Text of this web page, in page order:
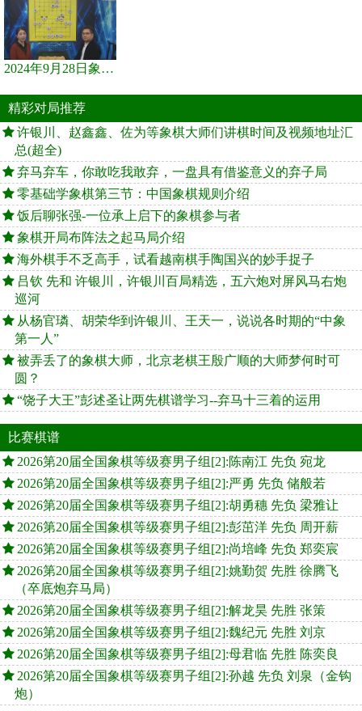
2024年9月28日象棋世界栏目，刘君、蒋川讲解了第九届杨官璘杯象棋...
精彩对局推荐
许银川、赵鑫鑫、佐为等象棋大师们讲棋时间及视频地址汇
总(超全)
弃马弃车，你敢吃我敢弃，一盘具有借鉴意义的弃子局
零基础学象棋第三节：中国象棋规则介绍
饭后聊张强-一位承上启下的象棋参与者
象棋开局布阵法之起马局介绍
海外棋手不乏高手，试看越南棋手陶国兴的妙手捉子
吕钦 先和 许银川，许银川百局精选，五六炮对屏风马右炮
巡河
从杨官璘、胡荣华到许银川、王天一，说说各时期的“中象
第一人”
被弄丢了的象棋大师，北京老棋王殷广顺的大师梦何时可
圆？
“饶子大王”彭述圣让两先棋谱学习--弃马十三着的运用
比赛棋谱
2026第20届全国象棋等级赛男子组[2]:陈南江 先负 宛龙
2026第20届全国象棋等级赛男子组[2]:严勇 先负 储般若
2026第20届全国象棋等级赛男子组[2]:胡勇穗 先负 梁雅让
2026第20届全国象棋等级赛男子组[2]:彭茁洋 先负 周开薪
2026第20届全国象棋等级赛男子组[2]:尚培峰 先负 郑奕宸
2026第20届全国象棋等级赛男子组[2]:姚勤贺 先胜 徐腾飞
（卒底炮弃马局）
2026第20届全国象棋等级赛男子组[2]:解龙昊 先胜 张策
2026第20届全国象棋等级赛男子组[2]:魏纪元 先胜 刘京
2026第20届全国象棋等级赛男子组[2]:母君临 先胜 陈奕良
2026第20届全国象棋等级赛男子组[2]:孙越 先负 刘泉（金钩
炮）